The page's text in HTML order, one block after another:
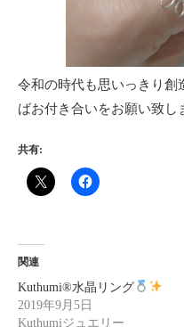
令和の時代も思いっきり創
ばお付き合いをお願い致し
共有:
関連
Kuthumi®️水晶リング
2019年9月5日
Kuthumiジュエリー